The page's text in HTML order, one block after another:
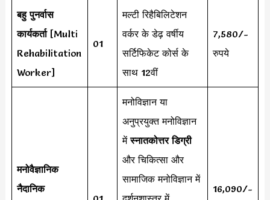
बहु पुनर्वास
कार्यकर्ता[Multi
Rehabilitation
Worker]
01
मल्टी रिहैबिलिटेशन
वर्कर के डेढ़ वर्षीय
सर्टिफिकेट कोर्स के
साथ 12वीं
7,580/-
रुपये
मनोवैज्ञानिक
नैदानिक
मनोविज्ञान या
अनुप्रयुक्त मनोविज्ञान
मेंस्नातकोत्तर डिग्री
और चिकित्सा और
सामाजिक मनोविज्ञान में
16,090/-